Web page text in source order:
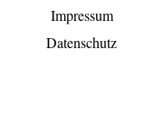
Impressum
Datenschutz